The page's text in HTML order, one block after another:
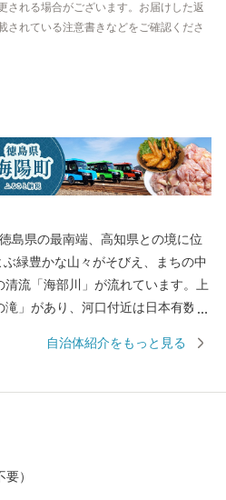
される場合がございます。お届けした返
されている注意書きなどをご確認くださ
島県の最南端、高知県との境に位
緑豊かな山々がそびえ、まちの中
流「海部川」が流れています。上
」があり、河口付近は日本有数の
ックやダイビング、SUPなどのマ
ひ海陽町へお越しください。
自治体紹介をもっと見る
）